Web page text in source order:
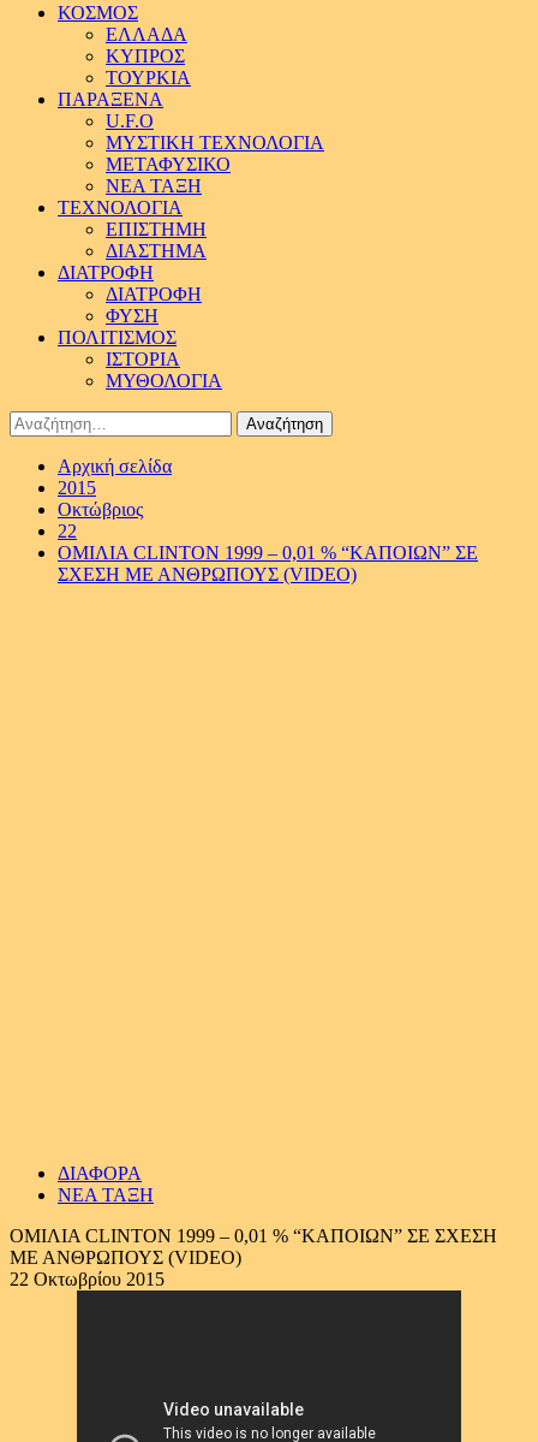
ΚΟΣΜΟΣ
ΕΛΛΑΔΑ
ΚΥΠΡΟΣ
ΤΟΥΡΚΙΑ
ΠΑΡΑΞΕΝΑ
U.F.O
ΜΥΣΤΙΚΗ ΤΕΧΝΟΛΟΓΙΑ
ΜΕΤΑΦΥΣΙΚΟ
ΝΕΑ ΤΑΞΗ
ΤΕΧΝΟΛΟΓΙΑ
ΕΠΙΣΤΗΜΗ
ΔΙΑΣΤΗΜΑ
ΔΙΑΤΡΟΦΗ
ΔΙΑΤΡΟΦΗ
ΦΥΣΗ
ΠΟΛΙΤΙΣΜΟΣ
ΙΣΤΟΡΙΑ
ΜΥΘΟΛΟΓΙΑ
Αναζήτηση
για:
Αρχική σελίδα
2015
Οκτώβριος
22
ΟΜΙΛΙΑ CLINTON 1999 – 0,01 % “ΚΑΠΟΙΩΝ” ΣΕ
ΣΧΕΣΗ ΜΕ ΑΝΘΡΩΠΟΥΣ (VIDEO)
ΔΙΑΦΟΡΑ
ΝΕΑ ΤΑΞΗ
ΟΜΙΛΙΑ CLINTON 1999 – 0,01 % “ΚΑΠΟΙΩΝ” ΣΕ ΣΧΕΣΗ
ΜΕ ΑΝΘΡΩΠΟΥΣ (VIDEO)
22 Οκτωβρίου 2015